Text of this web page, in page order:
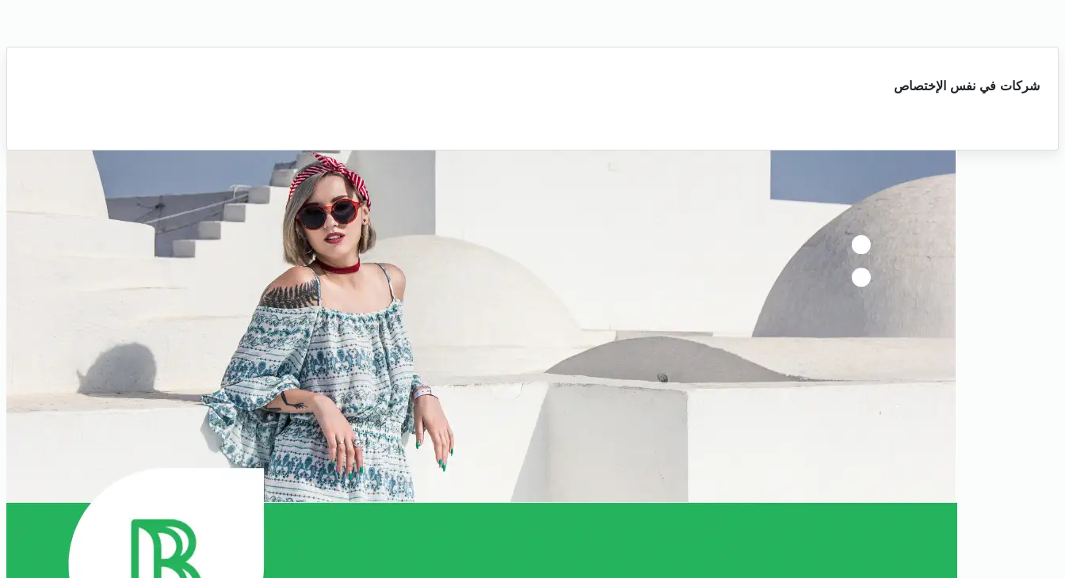
شركات في نفس الإختصاص